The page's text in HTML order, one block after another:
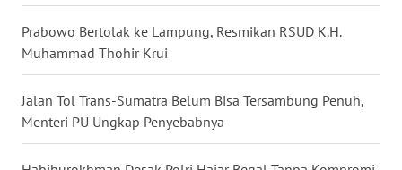
Prabowo Bertolak ke Lampung, Resmikan RSUD K.H.
Muhammad Thohir Krui
Jalan Tol Trans-Sumatra Belum Bisa Tersambung Penuh,
Menteri PU Ungkap Penyebabnya
JATIM
WN
BALI
WN
KALBAR